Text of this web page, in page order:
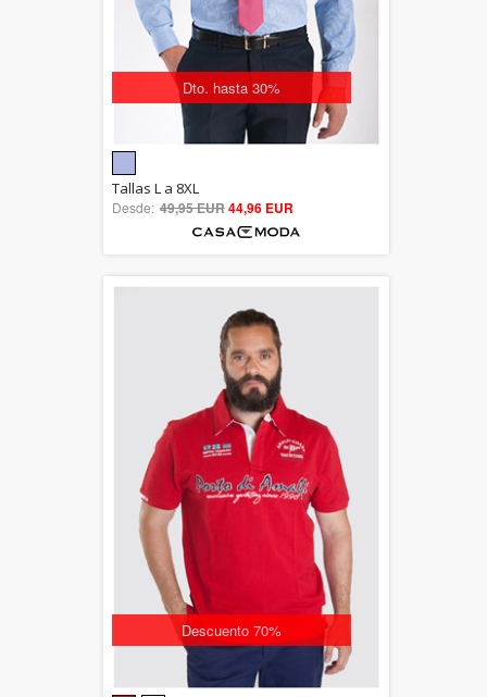
Dto. hasta 30%
out of 5
Tallas L a 8XL
Desde: 49,95 EUR44,96 EUR
Descuento 70%